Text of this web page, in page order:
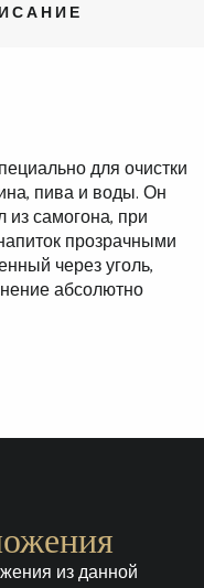
для очистки
пива и воды. Он
самогона, при
прозрачными
через уголь,
абсолютно
из данной